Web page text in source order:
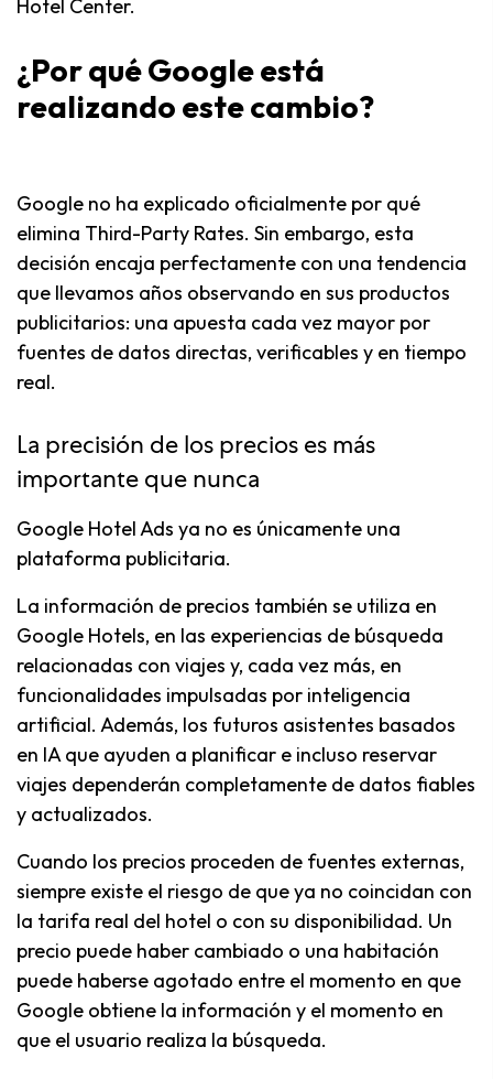
Hotel Center.
¿Por qué Google está
realizando este cambio?
Google no ha explicado oficialmente por qué
elimina Third-Party Rates. Sin embargo, esta
decisión encaja perfectamente con una tendencia
que llevamos años observando en sus productos
publicitarios: una apuesta cada vez mayor por
fuentes de datos directas, verificables y en tiempo
real.
La precisión de los precios es más
importante que nunca
Google Hotel Ads ya no es únicamente una
plataforma publicitaria.
La información de precios también se utiliza en
Google Hotels, en las experiencias de búsqueda
relacionadas con viajes y, cada vez más, en
funcionalidades impulsadas por inteligencia
artificial. Además, los futuros asistentes basados
en IA que ayuden a planificar e incluso reservar
viajes dependerán completamente de datos fiables
y actualizados.
Cuando los precios proceden de fuentes externas,
siempre existe el riesgo de que ya no coincidan con
la tarifa real del hotel o con su disponibilidad. Un
precio puede haber cambiado o una habitación
puede haberse agotado entre el momento en que
Google obtiene la información y el momento en
que el usuario realiza la búsqueda.